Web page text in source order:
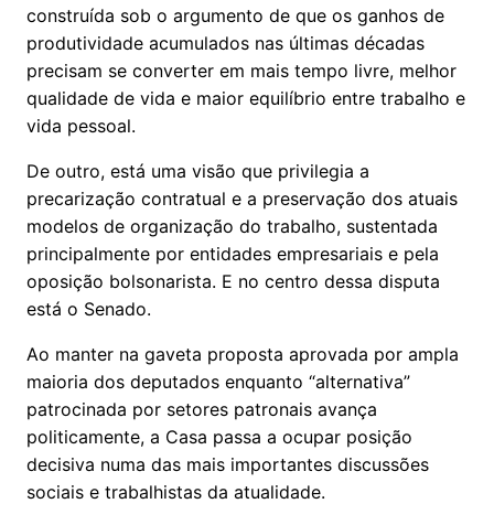
construída sob o argumento de que os ganhos de
produtividade acumulados nas últimas décadas
precisam se converter em mais tempo livre, melhor
qualidade de vida e maior equilíbrio entre trabalho e
vida pessoal.
De outro, está uma visão que privilegia a
precarização contratual e a preservação dos atuais
modelos de organização do trabalho, sustentada
principalmente por entidades empresariais e pela
oposição bolsonarista. E no centro dessa disputa
está o Senado.
Ao manter na gaveta proposta aprovada por ampla
maioria dos deputados enquanto “alternativa”
patrocinada por setores patronais avança
politicamente, a Casa passa a ocupar posição
decisiva numa das mais importantes discussões
sociais e trabalhistas da atualidade.